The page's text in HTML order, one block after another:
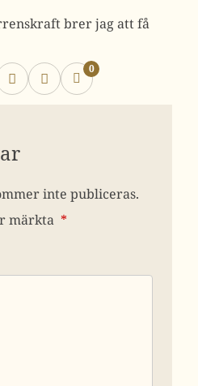
brer jag att få
0
inte publiceras.
märkta *